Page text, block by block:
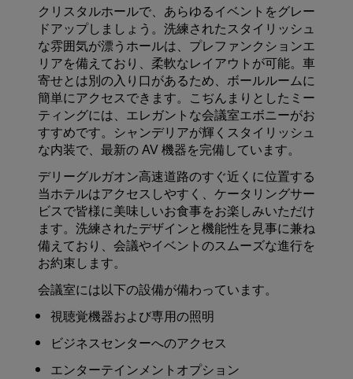
クリスタルホールで、あらゆるイベントをグレー
ドアップしましょう。洗練されたスタイリッシュ
な雰囲気が漂うホールは、プレファンクションエ
リアを備えており、柔軟なレイアウトが可能。車
寄せとは別の入り口があるため、ボールルームに
簡単にアクセスできます。こぢんまりとしたミー
ティングには、エレガントな会議室エボニーがお
すすめです。シャンデリアが輝くスタイリッシュ
な内装で、最新の AV 機器を完備しています。
デリーグルガオン高速道路のすぐ近くに位置する
当ホテルはアクセスしやすく、ケータリングサー
ビスで皆様に美味しいお食事をお楽しみいただけ
ます。洗練されたデザインと機能性を見事に兼ね
備えており、会議やイベントのスムーズな進行を
お約束します。
会議室には以下の設備が備わっています。
視聴覚機器および専用の照明
ビジネスセンターへのアクセス
エンターテインメントオプション